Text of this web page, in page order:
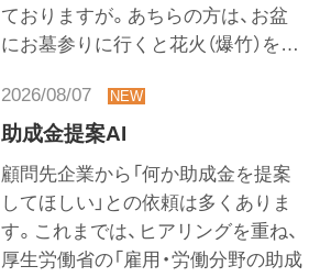
ておりますが。あちらの方は、お盆
にお墓参りに行くと花火（爆竹）を…
2026/08/07
助成金提案AI
顧問先企業から「何か助成金を提案
してほしい」との依頼は多くありま
す。これまでは、ヒアリングを重ね、
厚生労働省の「雇用・労働分野の助成